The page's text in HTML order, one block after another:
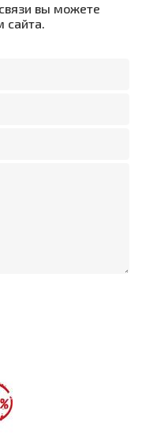
вы можете
сайта.